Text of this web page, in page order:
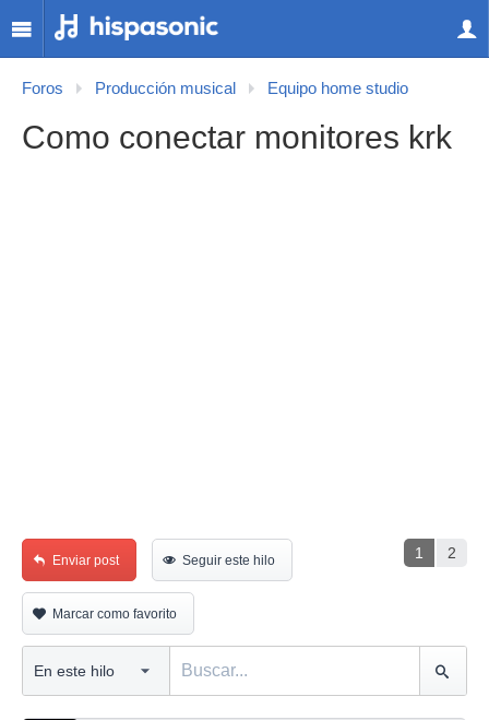
Foros Producción musical Equipo home studio
Como conectar monitores krk
1 2
Enviar post Seguir este hilo
Marcar como favorito